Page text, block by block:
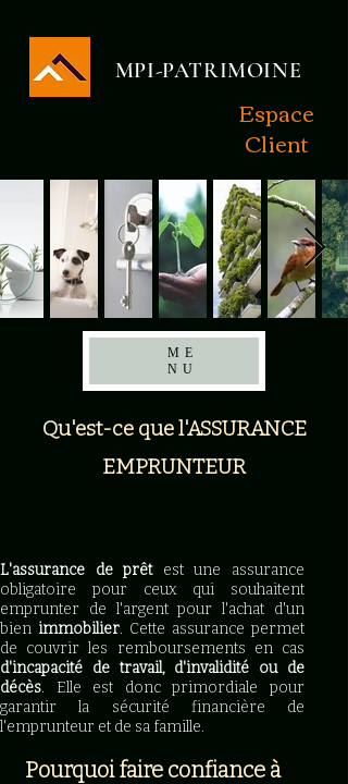
MPI-PATRIMOINE
ME
NU
Espace
Client
Qu'est-ce que l'ASSURANCE
EMPRUNTEUR
L'assurance de prêt est une assurance
obligatoire pour ceux qui souhaitent
emprunter de l'argent pour l'achat d'un
bien immobilier. Cette assurance permet
de couvrir les remboursements en cas
d'incapacité de travail, d'invalidité ou de
décès. Elle est donc primordiale pour
garantir la sécurité financière de
l'emprunteur et de sa famille.
Pourquoi faire confiance à